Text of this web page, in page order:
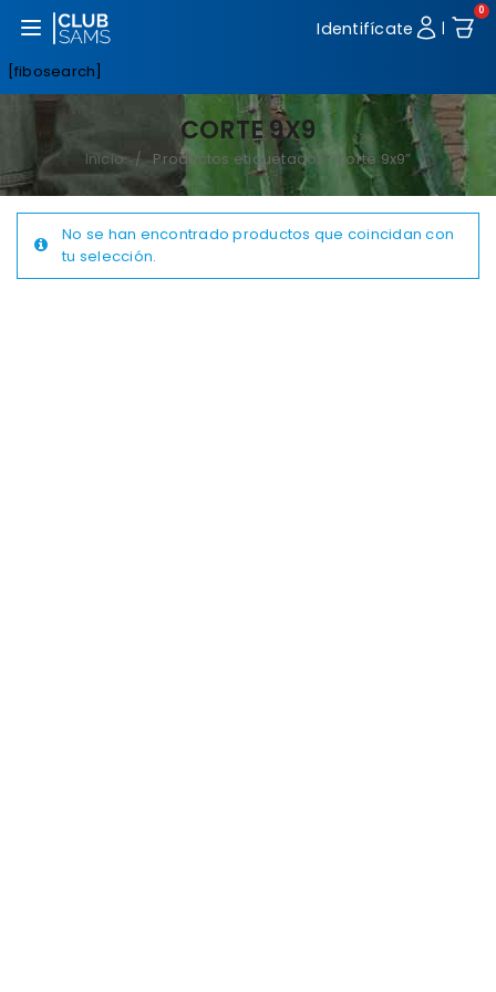
Abrir menú Identifícate |
0
[fibosearch]
CORTE 9X9
Inicio / Productos etiquetados “Corte 9x9”
No se han encontrado productos que coincidan con
tu selección.